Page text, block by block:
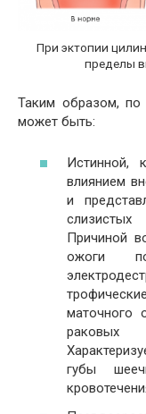
При эктопии
пределы
Таким образом, по
может быть:
Истинной,
влиянием
и
слизистых
Причиной
ожоги
маточного
раковых
губы